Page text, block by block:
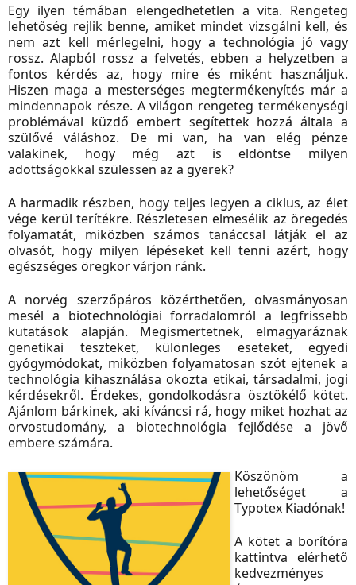
Egy ilyen témában elengedhetetlen a vita. Rengeteg
lehetőség rejlik benne, amiket mindet vizsgálni kell, és
nem azt kell mérlegelni, hogy a technológia jó vagy
rossz. Alapból rossz a felvetés, ebben a helyzetben a
fontos kérdés az, hogy mire és miként használjuk.
Hiszen maga a mesterséges megtermékenyítés már a
mindennapok része. A világon rengeteg termékenységi
problémával küzdő embert segítettek hozzá általa a
szülővé váláshoz. De mi van, ha van elég pénze
valakinek, hogy még azt is eldöntse milyen
adottságokkal szülessen az a gyerek?
A harmadik részben, hogy teljes legyen a ciklus, az élet
vége kerül terítékre. Részletesen elmesélik az öregedés
folyamatát, miközben számos tanáccsal látják el az
olvasót, hogy milyen lépéseket kell tenni azért, hogy
egészséges öregkor várjon ránk.
A norvég szerzőpáros közérthetően, olvasmányosan
mesél a biotechnológiai forradalomról a legfrissebb
kutatások alapján. Megismertetnek, elmagyaráznak
genetikai teszteket, különleges eseteket, egyedi
gyógymódokat, miközben folyamatosan szót ejtenek a
technológia kihasználása okozta etikai, társadalmi, jogi
kérdésekről. Érdekes, gondolkodásra ösztökélő kötet.
Ajánlom bárkinek, aki kíváncsi rá, hogy miket hozhat az
orvostudomány, a biotechnológia fejlődése a jövő
embere számára.
Köszönöm a
lehetőséget a
Typotex Kiadónak!
A kötet a borítóra
kattintva elérhető
kedvezményes